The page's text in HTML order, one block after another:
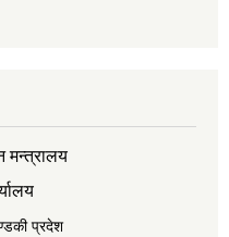
मन्त्रालय
प्रदेश